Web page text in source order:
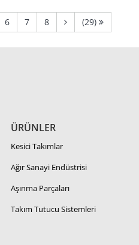
6(current)
7(current)
8(current)(29)
ÜRÜNLER
Kesici Takımlar
Ağır Sanayi Endüstrisi
Aşınma Parçaları
Takım Tutucu Sistemleri